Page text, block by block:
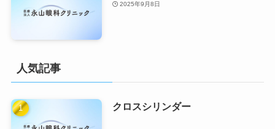
2025年9月8日
人気記事
クロスシリンダー